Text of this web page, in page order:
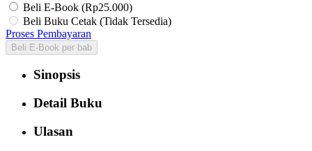
Beli E-Book (Rp25.000)
Beli Buku Cetak (Tidak Tersedia)
Proses Pembayaran
Beli E-Book per bab
Sinopsis
Detail Buku
Ulasan